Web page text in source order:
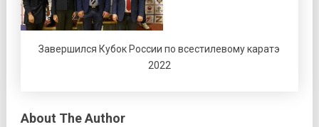
Завершился Кубок России по всестилевому каратэ
2022
About The Author